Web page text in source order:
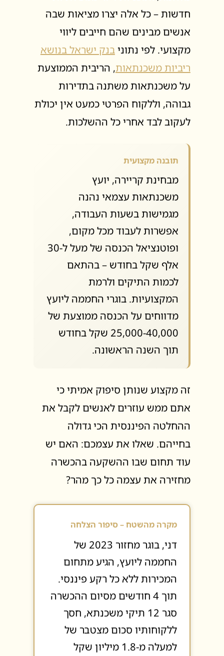
חדשות – כל אלה יצרו מציאות שבה
אנשים מבינים שהם חייבים ליווי
מקצועי. לפי נתוניבנק ישראל בנושא
ריביות משכנתאות, הריבית הממוצעת
על משכנתאות משתנה בתדירות
גבוהה, וללקוח הפרטי כמעט אין יכולת
לעקוב לבד אחרי כל ההשלכות.
תובנה מקצועית
מבחינת קריירה, יועץ
משכנתאות עצמאי נהנה
מגמישות בשעות העבודה,
אפשרות לעבוד מכל מקום,
ופוטנציאל הכנסה של מעל ל-30
אלף שקל בחודש – בהתאם
לכמות התיקים ולרמת
המקצועיות. בוגרי החממה ליועץ
מדווחים על הכנסה ממוצעת של
25,000-40,000 שקל בחודש
תוך השנה הראשונה.
זה מקצוע שנותן סיפוק אמיתי כי
אתם ממש עוזרים לאנשים לקבל את
ההחלטה הפיננסית הכי גדולה
בחייהם. שאלו את עצמכם: האם יש
עוד תחום שבו ההשקעה בהכשרה
מחזירה את עצמה כל כך מהר?
מקרה מהשטח – סיפור הצלחה
דני, בוגר מחזור 2023 של
החממה ליועץ, הגיע מתחום
המכירות ללא כל רקע פיננסי.
תוך 4 חודשים מסיום ההכשרה
סגר 12 תיקי משכנתא, חסך
ללקוחותיו סכום מצטבר של
למעלה מ-1.8 מיליון שקל